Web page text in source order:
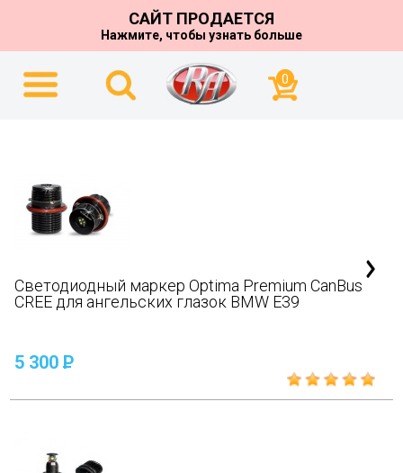
САЙТ ПРОДАЕТСЯ
Нажмите, чтобы узнать больше
0
Светодиодный маркер Optima Premium CanBus
CREE для ангельских глазок BMW E39
5 300P